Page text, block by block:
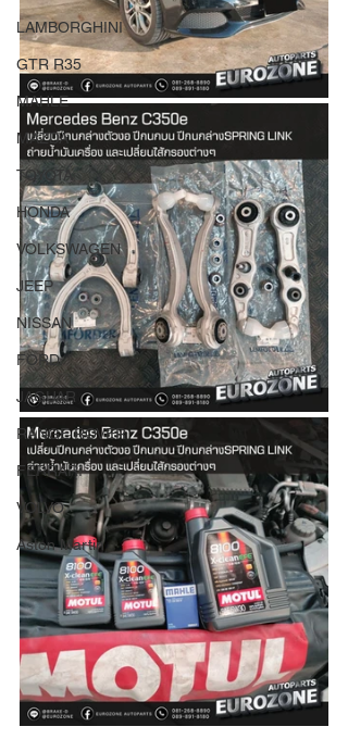
LAMBORGHINI
GTR R35
MAHLE
MAZDA
TOYOTA
HONDA
VOLKSWAGEN
JEEP
NISSAN
FORD
JAGUAR
RANGE ROVER
FERRARI
VOLVO
Aston Martin